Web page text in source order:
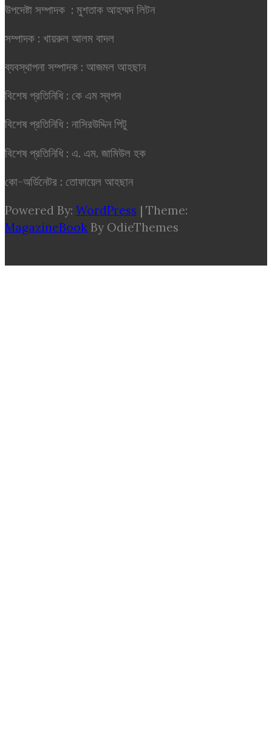
উপদেষ্টা সম্পাদক : মুশতাক আহম্মদ লিটন
সম্পাদক : খায়রুল আলম বাদল
ব্যবস্থাপনা সম্পাদক : আজমল আহছান
বিশেষ প্রতিনিধি : কে এম স্বপন
বিশেষ প্রতিনিধি : নাসিরউদ্দিন পিটু
বিশেষ প্রতিনিধি : এ. এম. জামিউল হক
কো-অর্ডিনেটর : তোফায়েল আহছান
Powered By: WordPress | Theme:
MagazineBook By OdieThemes